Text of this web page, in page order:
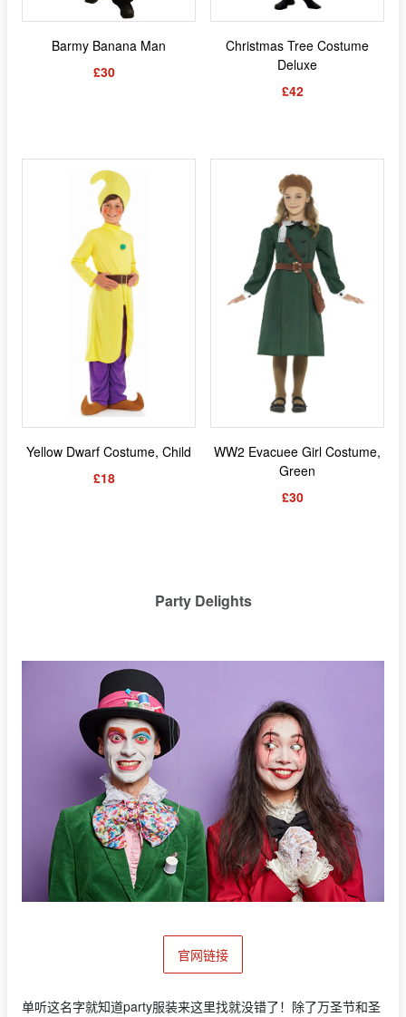
Barmy Banana Man
£30
Christmas Tree Costume
Deluxe
£42
Yellow Dwarf Costume, Child
£18
WW2 Evacuee Girl Costume,
Green
£30
Party Delights
官网链接
单听这名字就知道party服装来这里找就没错了！除了万圣节和圣